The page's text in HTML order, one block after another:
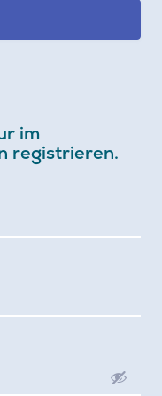
im
registrieren.